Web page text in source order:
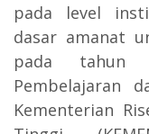
pada level
dasar amanat
pada tahun
Pembelajaran
Kementerian